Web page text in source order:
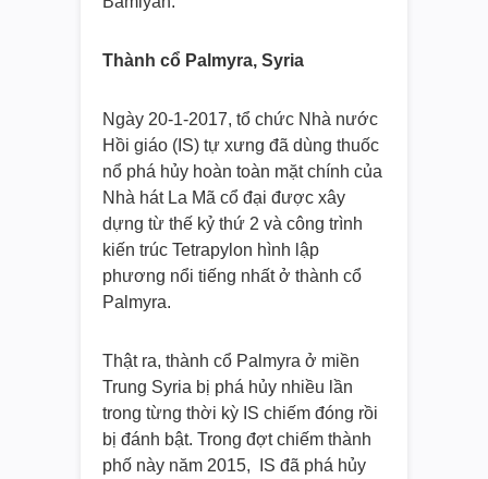
Thành cổ Palmyra, Syria
Ngày 20-1-2017, tổ chức Nhà nước
Hồi giáo (IS) tự xưng đã dùng thuốc
nổ phá hủy hoàn toàn mặt chính của
Nhà hát La Mã cổ đại được xây
dựng từ thế kỷ thứ 2 và công trình
kiến trúc Tetrapylon hình lập
phương nổi tiếng nhất ở thành cổ
Palmyra.
Thật ra, thành cổ Palmyra ở miền
Trung Syria bị phá hủy nhiều lần
trong từng thời kỳ IS chiếm đóng rồi
bị đánh bật. Trong đợt chiếm thành
phố này năm 2015, IS đã phá hủy